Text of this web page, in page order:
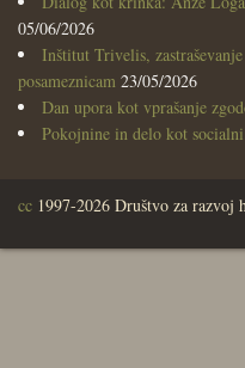
05/06/2026
Inštitut Trivelis,
posameznicam 23/05/2026
Dan upora kot vprašanje
Pokojnine in delo kot
cc 1997-2026 Društvo za razvoj